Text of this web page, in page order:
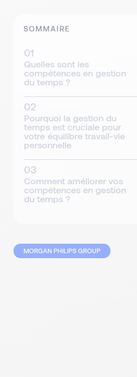
SOMMAIRE
Quelles sont les
compétences en gestion
du temps ?
Pourquoi la gestion du
temps est cruciale pour
votre équilibre travail-vie
personnelle
Comment améliorer vos
compétences en gestion
du temps ?
MORGAN PHILIPS GROUP